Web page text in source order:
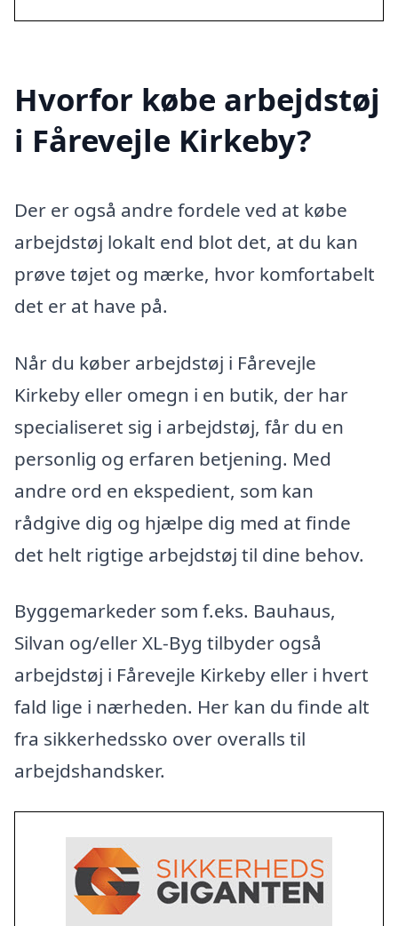
Hvorfor købe arbejdstøj
i Fårevejle Kirkeby?
Der er også andre fordele ved at købe
arbejdstøj lokalt end blot det, at du kan
prøve tøjet og mærke, hvor komfortabelt
det er at have på.
Når du køber arbejdstøj i Fårevejle
Kirkeby eller omegn i en butik, der har
specialiseret sig i arbejdstøj, får du en
personlig og erfaren betjening. Med
andre ord en ekspedient, som kan
rådgive dig og hjælpe dig med at finde
det helt rigtige arbejdstøj til dine behov.
Byggemarkeder som f.eks. Bauhaus,
Silvan og/eller XL-Byg tilbyder også
arbejdstøj i Fårevejle Kirkeby eller i hvert
fald lige i nærheden. Her kan du finde alt
fra sikkerhedssko over overalls til
arbejdshandsker.